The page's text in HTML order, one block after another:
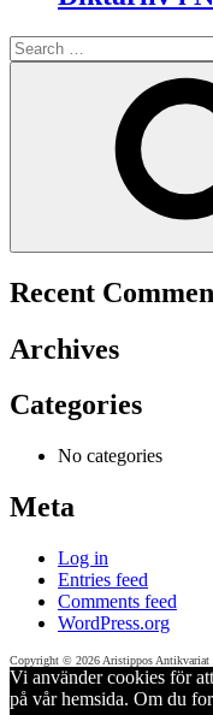
Search
for:
Recent
Archives
Categories
No categories
Meta
Log in
Entries feed
Comments feed
WordPress.org
Copyright © 2026 Aristippos Antikvariat
Vi använder cookies för
på vår hemsida. Om du